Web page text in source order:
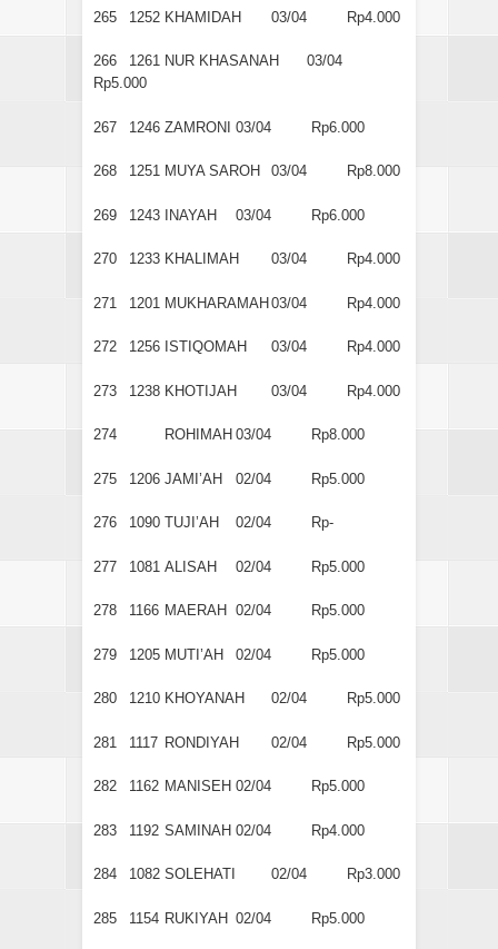
265 1252 KHAMIDAH 03/04 Rp4.000
266 1261 NUR KHASANAH
03/04
Rp5.000
267 1246 ZAMRONI 03/04 Rp6.000
268 1251 MUYA SAROH 03/04 Rp8.000
269 1243 INAYAH 03/04 Rp6.000
270 1233 KHALIMAH 03/04 Rp4.000
271 1201 MUKHARAMAH 03/04 Rp4.000
272 1256 ISTIQOMAH 03/04 Rp4.000
273 1238 KHOTIJAH 03/04 Rp4.000
274 ROHIMAH 03/04 Rp8.000
275 1206 JAMI’AH 02/04 Rp5.000
276 1090 TUJI’AH 02/04 Rp-
277 1081 ALISAH 02/04 Rp5.000
278 1166 MAERAH 02/04 Rp5.000
279 1205 MUTI’AH 02/04 Rp5.000
280 1210 KHOYANAH 02/04 Rp5.000
281 1117 RONDIYAH 02/04 Rp5.000
282 1162 MANISEH 02/04 Rp5.000
283 1192 SAMINAH 02/04 Rp4.000
284 1082 SOLEHATI 02/04 Rp3.000
285 1154 RUKIYAH 02/04 Rp5.000